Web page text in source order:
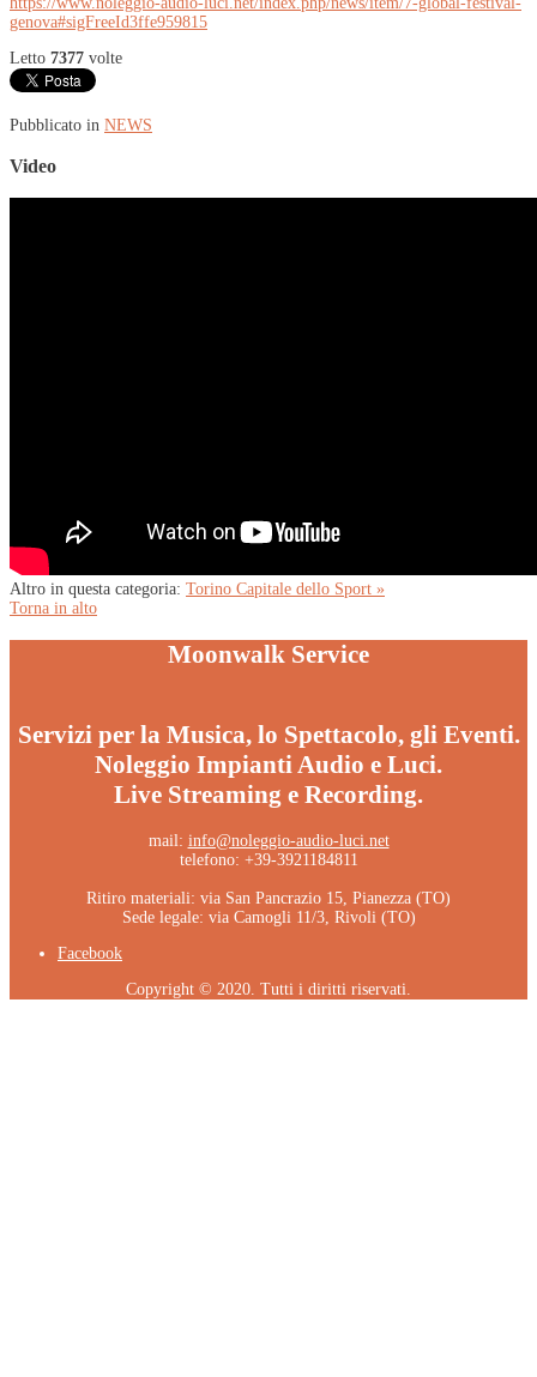
genova#sigFreeId3ffe959815
Letto 7377 volte
Pubblicato in NEWS
Video
Altro in questa categoria: Torino Capitale dello Sport »
Torna in alto
Moonwalk Service
Servizi per la Musica, lo Spettacolo, gli Eventi.
Noleggio Impianti Audio e Luci.
Live Streaming e Recording.
mail: info@noleggio-audio-luci.net
telefono: +39-3921184811
Ritiro materiali: via San Pancrazio 15, Pianezza (TO)
Sede legale: via Camogli 11/3, Rivoli (TO)
Facebook
Copyright © 2020. Tutti i diritti riservati.